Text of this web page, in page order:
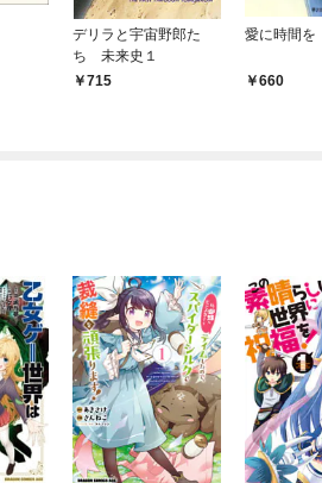
デリラと宇宙野郎た
ち 未来史１
715
愛に時間
660